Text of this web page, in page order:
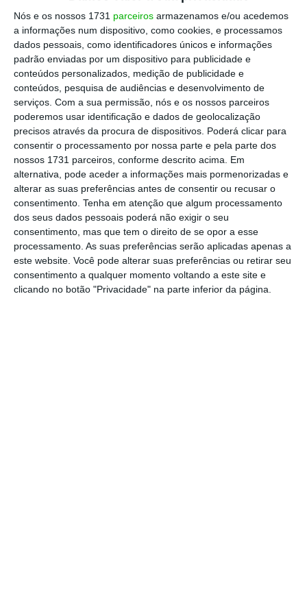
Nós e os nossos 1731 parceiros armazenamos e/ou acedemos
a informações num dispositivo, como cookies, e processamos
dados pessoais, como identificadores únicos e informações
padrão enviadas por um dispositivo para publicidade e
conteúdos personalizados, medição de publicidade e
conteúdos, pesquisa de audiências e desenvolvimento de
serviços. Com a sua permissão, nós e os nossos parceiros
poderemos usar identificação e dados de geolocalização
precisos através da procura de dispositivos. Poderá clicar para
consentir o processamento por nossa parte e pela parte dos
nossos 1731 parceiros, conforme descrito acima. Em
alternativa, pode aceder a informações mais pormenorizadas e
alterar as suas preferências antes de consentir ou recusar o
consentimento. Tenha em atenção que algum processamento
dos seus dados pessoais poderá não exigir o seu
consentimento, mas que tem o direito de se opor a esse
processamento. As suas preferências serão aplicadas apenas a
este website. Você pode alterar suas preferências ou retirar seu
consentimento a qualquer momento voltando a este site e
clicando no botão "Privacidade" na parte inferior da página.
empregadas como desempregadas, bem
como estudantes, podem investir nos PIRPE. A
regulação deste novo produto tem agora
apenas de ser formalmente adotada pelo
Parlamento e Conselho Europeu para ser
adotada.
Benefícios fiscais nos PPR ou produto de poupança
europeu?
Ler Mais
Quem aderir aos PIRPE podeescolher entre
até seis opções de investimento. Feita a
escolha, é possível alterar passado cinco
anos sem custos. O prazo para poder mudar